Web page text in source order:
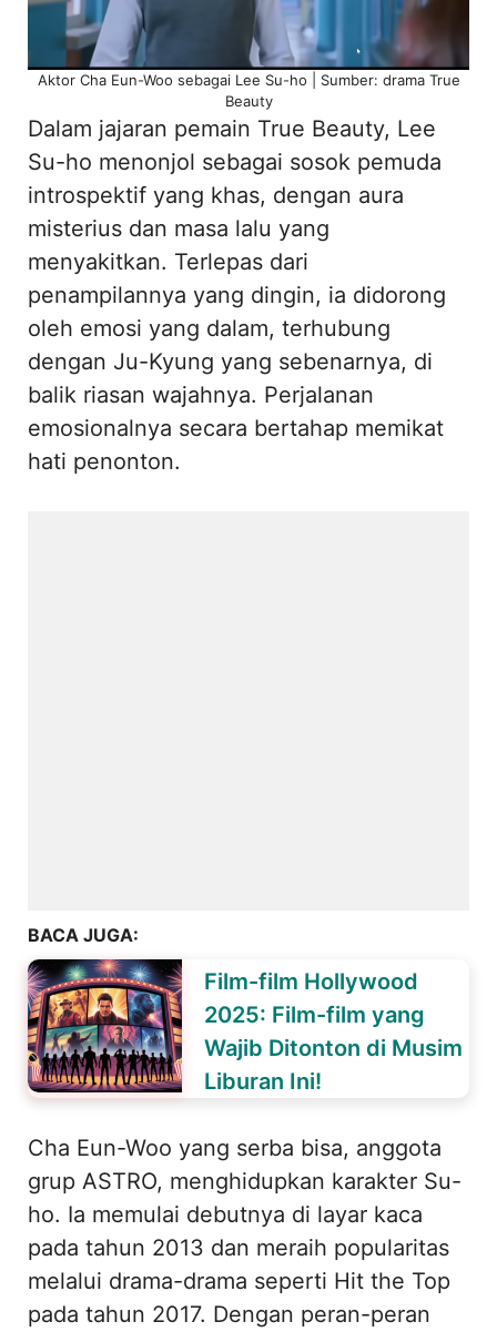
Aktor Cha Eun-Woo sebagai Lee Su-ho | Sumber: drama True
Beauty
Dalam jajaran pemain True Beauty, Lee
Su-ho menonjol sebagai sosok pemuda
introspektif yang khas, dengan aura
misterius dan masa lalu yang
menyakitkan. Terlepas dari
penampilannya yang dingin, ia didorong
oleh emosi yang dalam, terhubung
dengan Ju-Kyung yang sebenarnya, di
balik riasan wajahnya. Perjalanan
emosionalnya secara bertahap memikat
hati penonton.
BACA JUGA:
Film-film Hollywood
2025: Film-film yang
Wajib Ditonton di Musim
Liburan Ini!
Cha Eun-Woo yang serba bisa, anggota
grup ASTRO, menghidupkan karakter Su-
ho. Ia memulai debutnya di layar kaca
pada tahun 2013 dan meraih popularitas
melalui drama-drama seperti Hit the Top
pada tahun 2017. Dengan peran-peran